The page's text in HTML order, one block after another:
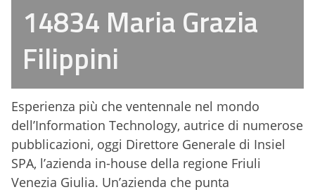
14834 Maria Grazia
Filippini
Esperienza più che ventennale nel mondo
dell’Information Technology, autrice di numerose
pubblicazioni, oggi Direttore Generale di Insiel
SPA, l’azienda in-house della regione Friuli
Venezia Giulia. Un’azienda che punta